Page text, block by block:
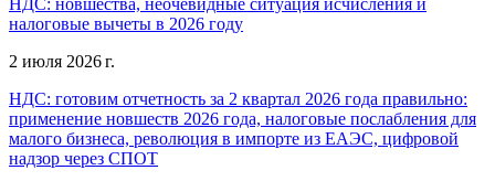
налоговые вычеты в 2026 году
2 июля 2026 г.
НДС: готовим отчетность за 2 квартал 2026 года правильно:
применение новшеств 2026 года, налоговые послабления для
малого бизнеса, революция в импорте из ЕАЭС, цифровой
надзор через СПОТ